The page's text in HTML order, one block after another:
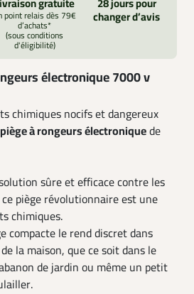
gratuite
point relais dès 79€
d’achats*
(sous conditions
d'éligibilité)
28 jours pour
changer d’avis
électronique 7000 v
chimiques nocifs et dangereux
piège à rongeurs électroniquede
sûre et efficace contre les
piège révolutionnaire est une
chimiques.
compacte le rend discret dans
la maison, que ce soit dans le
de jardin ou même un petit